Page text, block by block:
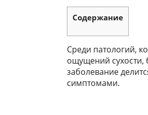
Содержание
Среди патологий,
ощущений сухости,
заболевание
симптомами.